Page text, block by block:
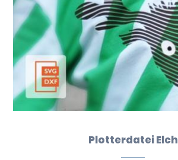
Plotterdatei Elch